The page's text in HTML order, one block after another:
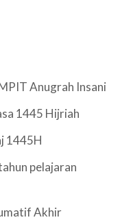
Anugrah Insani
1445 Hijriah
1445H
pelajaran
Akhir